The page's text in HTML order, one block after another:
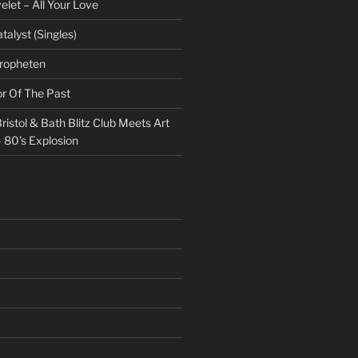
– All Your Love
(Singles)
Of The Past
& Bath Blitz Club Meets Art
Explosion